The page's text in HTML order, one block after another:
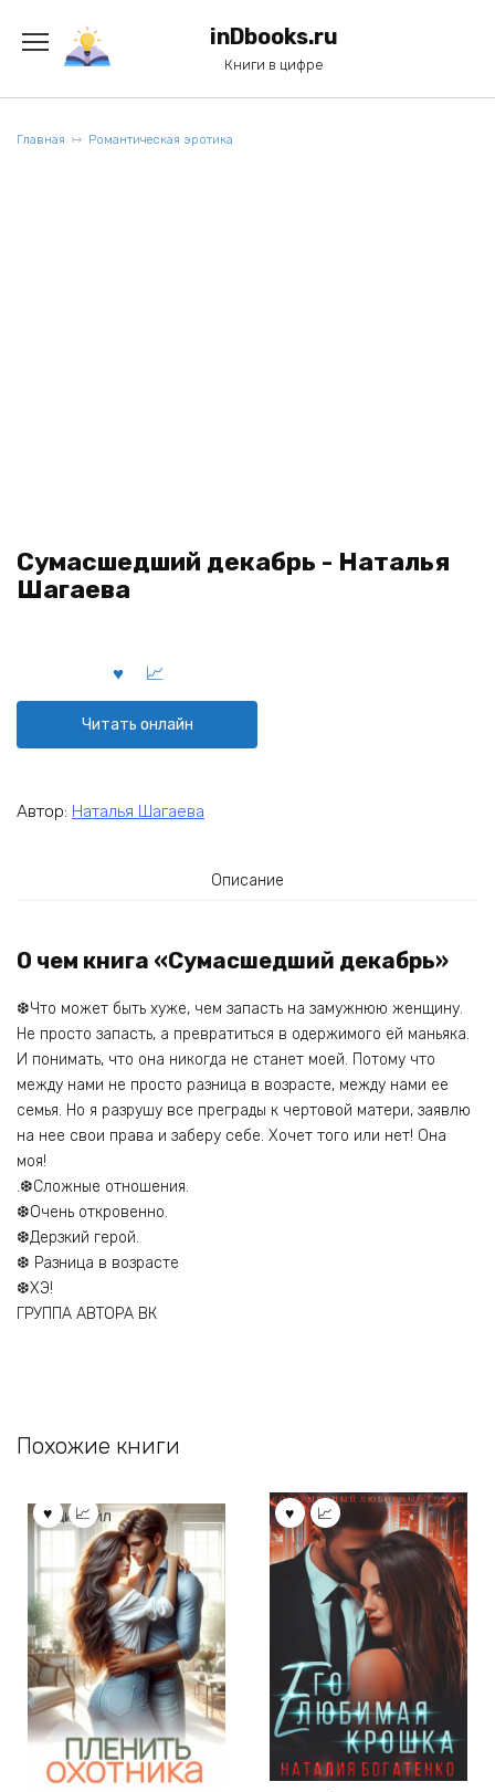
содержанию
inDbooks.ru
Книги в цифре
Главная Романтическая эротика
Сумасшедший декабрь - Наталья
Шагаева
Читать онлайн
Автор: Наталья Шагаева
Описание
О чем книга «Сумасшедший декабрь»
❆Что может быть хуже, чем запасть на замужнюю женщину.
Не просто запасть, а превратиться в одержимого ей маньяка.
И понимать, что она никогда не станет моей. Потому что
между нами не просто разница в возрасте, между нами ее
семья. Но я разрушу все преграды к чертовой матери, заявлю
на нее свои права и заберу себе. Хочет того или нет! Она
моя!
.❆Сложные отношения.
❆Очень откровенно.
❆Дерзкий герой.
❆ Разница в возрасте
❆ХЭ!
ГРУППА АВТОРА ВК
Похожие книги